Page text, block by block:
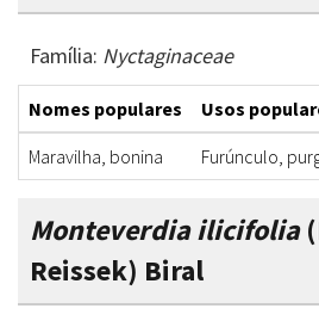
Família: Nyctaginaceae
Nomes populares Usos
Maravilha, bonina
Furúnculo,
Monteverdia ilicifolia
Reissek) Biral